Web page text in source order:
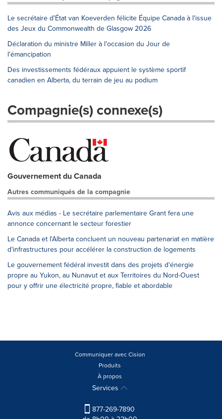
Le secrétaire d'État van Koeverden félicite Équipe Canada à l'issue
des Jeux du Commonwealth de Glasgow 2026
Déclaration du ministre Miller à l'occasion du Jour de
l'émancipation
Des investissements fédéraux appuient le système sportif
canadien en Alberta, du terrain de jeu au podium
Compagnie(s) connexe(s)
Gouvernement du Canada
Autres communiqués de la compagnie
Avis aux médias - Le secrétaire parlementaire Grant fera une
annonce concernant le secteur forestier
Le Canada et l'Alberta concluent un nouveau partenariat en matière
d'infrastructures pour accélérer la construction de logements
Le gouvernement fédéral investit dans des projets d'énergie
propre au Yukon, au Nunavut et aux Territoires du Nord-Ouest
pour y offrir une électricité propre, fiable et abordable
Communiquer avec Cision
Produits
À propos
Services
877-269-7890